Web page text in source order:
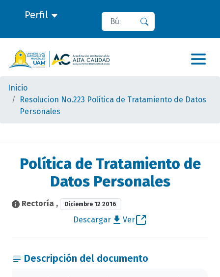
Perfil Buscar
Inicio
Resolucion No.223 Política de Tratamiento de Datos
Personales
Política de Tratamiento de
Datos Personales
Rectoría , Diciembre 12 2016
Descargar Ver
Descripción del documento